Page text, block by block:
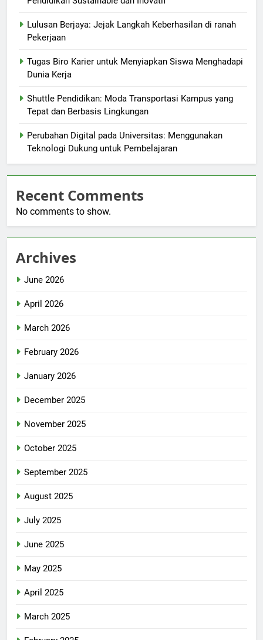
Lulusan Berjaya: Jejak Langkah Keberhasilan di ranah
Pekerjaan
Tugas Biro Karier untuk Menyiapkan Siswa Menghadapi
Dunia Kerja
Shuttle Pendidikan: Moda Transportasi Kampus yang
Tepat dan Berbasis Lingkungan
Perubahan Digital pada Universitas: Menggunakan
Teknologi Dukung untuk Pembelajaran
Recent Comments
No comments to show.
Archives
June 2026
April 2026
March 2026
February 2026
January 2026
December 2025
November 2025
October 2025
September 2025
August 2025
July 2025
June 2025
May 2025
April 2025
March 2025